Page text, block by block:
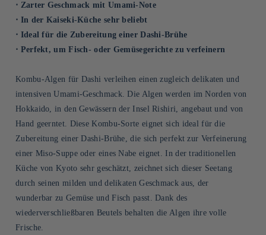
⋅ Zarter Geschmack mit Umami-Note
⋅ In der Kaiseki-Küche sehr beliebt
⋅ Ideal für die Zubereitung einer Dashi-Brühe
⋅ Perfekt, um Fisch- oder Gemüsegerichte zu verfeinern
Kombu-Algen für Dashi verleihen einen zugleich delikaten und
intensiven Umami-Geschmack. Die Algen werden im Norden von
Hokkaido, in den Gewässern der Insel Rishiri, angebaut und von
Hand geerntet. Diese Kombu-Sorte eignet sich ideal für die
Zubereitung einer Dashi-Brühe, die sich perfekt zur Verfeinerung
einer Miso-Suppe oder eines Nabe eignet. In der traditionellen
Küche von Kyoto sehr geschätzt, zeichnet sich dieser Seetang
durch seinen milden und delikaten Geschmack aus, der
wunderbar zu Gemüse und Fisch passt. Dank des
wiederverschließbaren Beutels behalten die Algen ihre volle
Frische.